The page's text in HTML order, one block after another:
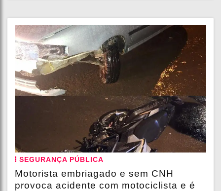
SEGURANÇA PÚBLICA
Motorista embriagado e sem CNH
provoca acidente com motociclista e é